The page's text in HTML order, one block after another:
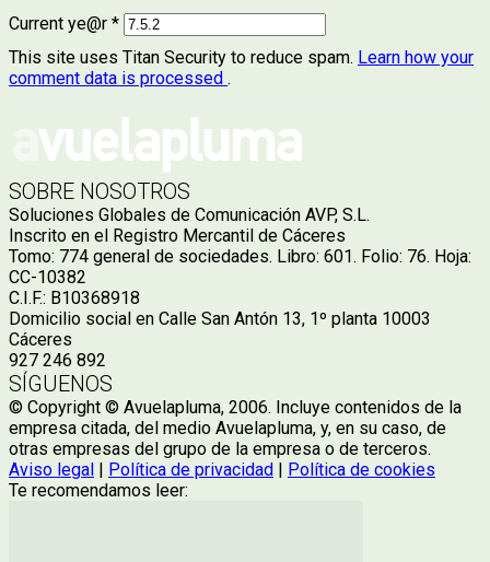
Current ye@r *
This site uses Titan Security to reduce spam. Learn how your
comment data is processed .
SOBRE NOSOTROS
Soluciones Globales de Comunicación AVP, S.L.
Inscrito en el Registro Mercantil de Cáceres
Tomo: 774 general de sociedades. Libro: 601. Folio: 76. Hoja:
CC-10382
C.I.F.: B10368918
Domicilio social en Calle San Antón 13, 1º planta 10003
Cáceres
927 246 892
SÍGUENOS
© Copyright © Avuelapluma, 2006. Incluye contenidos de la
empresa citada, del medio Avuelapluma, y, en su caso, de
otras empresas del grupo de la empresa o de terceros.
Aviso legal
Política de privacidad
Política de cookies
Te recomendamos leer: